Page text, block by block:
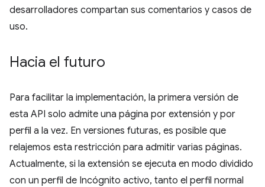
desarrolladores compartan sus comentarios y casos de
uso.
Hacia el futuro
Para facilitar la implementación, la primera versión de
esta API solo admite una página por extensión y por
perfil a la vez. En versiones futuras, es posible que
relajemos esta restricción para admitir varias páginas.
Actualmente, si la extensión se ejecuta en modo dividido
con un perfil de Incógnito activo, tanto el perfil normal